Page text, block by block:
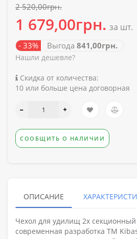
2 520,00грн.
1 679,00грн. за шт.
- 33% Выгода 841,00грн.
Нашли дешевле?
Скидка от количества:
10 или больше цена договорная
СООБЩИТЬ О НАЛИЧИИ
ОПИСАНИЕ
Чехол для удилищ 2х секционный
современная разработка ТМ